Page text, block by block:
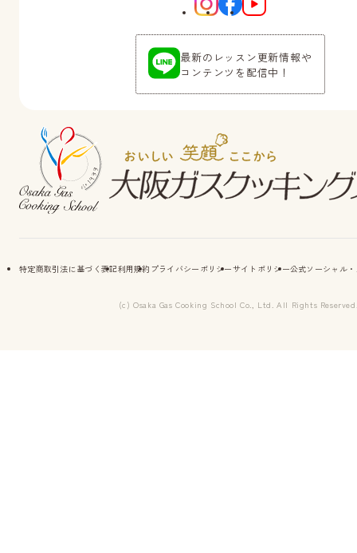
最新のレッスン更新情報や
コンテンツを配信中！
特定商取引法に基づく表記利用規約 プライバシーポリシーサイトポリシー公式ソーシャル
(c) Osaka Gas Cooking School Co., Ltd. All Rights